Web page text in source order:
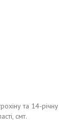
та 14-річну
смт.